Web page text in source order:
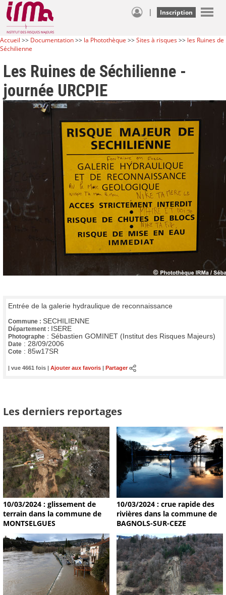
| Inscription
Accueil >> Documentation>> la Photothèque >>Sites à risques>> les Ruines de
Séchilienne
Les Ruines de Séchilienne -
journée URCPIE
Entrée de la galerie hydraulique de reconnaissance
Commune : SECHILIENNE
Département : ISERE
Photographe : Sébastien GOMINET (Institut des Risques Majeurs)
Date : 28/09/2006
Cote : 85w17SR
| vue 4661 fois | Ajouter aux favoris Partager
Les derniers reportages
10/03/2024 : glissement de
terrain dans la commune de
MONTSELGUES
10/03/2024 : crue rapide des
rivières dans la commune de
BAGNOLS-SUR-CEZE